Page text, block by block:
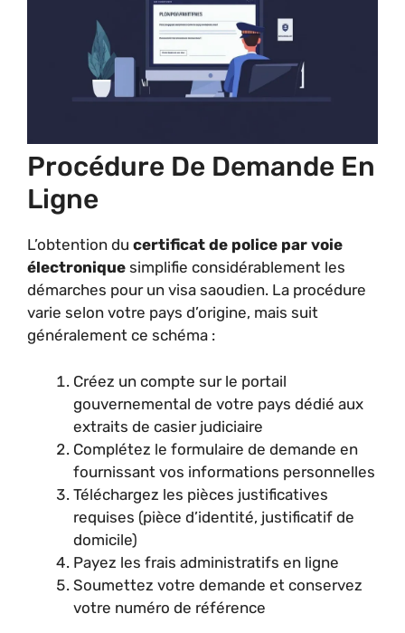
Procédure De Demande En
Ligne
L’obtention du certificat de police par voie
électronique simplifie considérablement les
démarches pour un visa saoudien. La procédure
varie selon votre pays d’origine, mais suit
généralement ce schéma :
Créez un compte sur le portail
gouvernemental de votre pays dédié aux
extraits de casier judiciaire
Complétez le formulaire de demande en
fournissant vos informations personnelles
Téléchargez les pièces justificatives
requises (pièce d’identité, justificatif de
domicile)
Payez les frais administratifs en ligne
Soumettez votre demande et conservez
votre numéro de référence